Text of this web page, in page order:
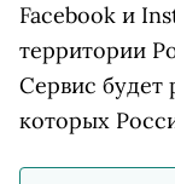
Facebook и
территории
Сервис будет
которых